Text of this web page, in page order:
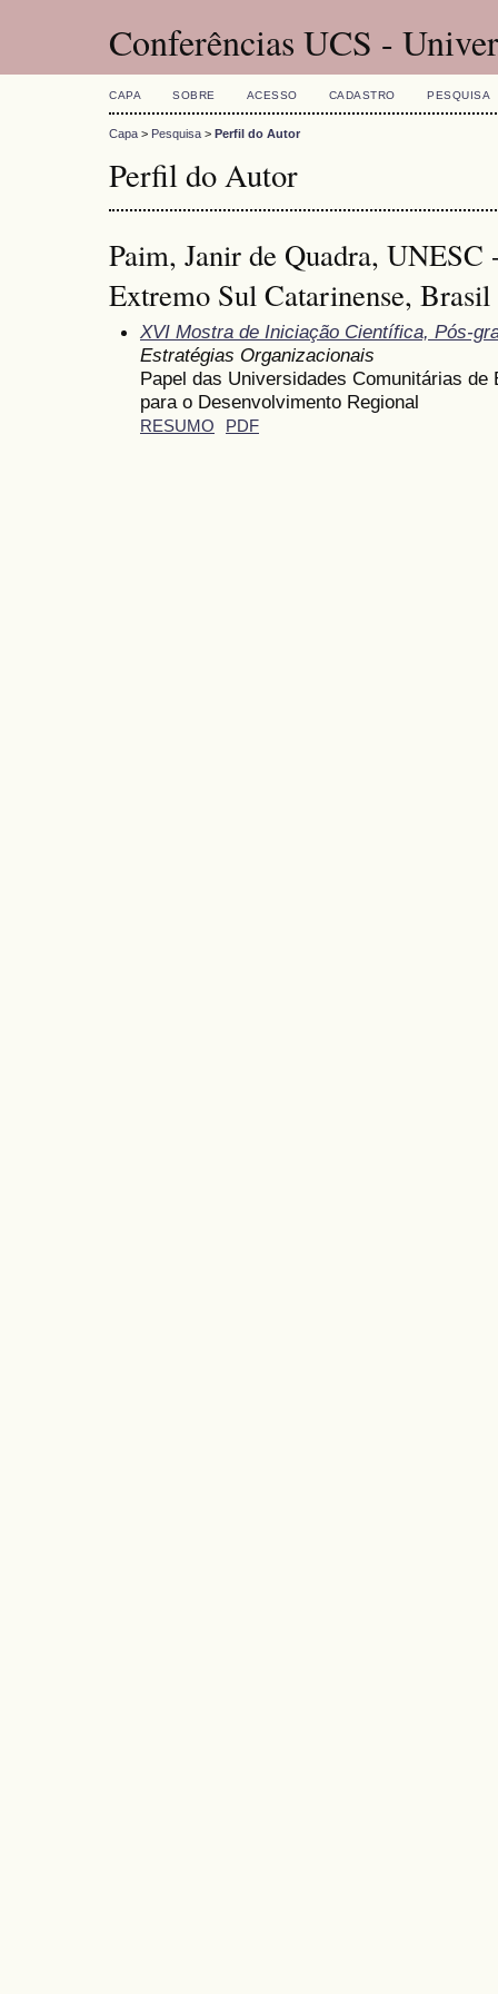
Conferências UCS -
CAPA SOBRE ACESSO CADASTRO PESQUISA
Capa > Pesquisa > Perfil do Autor
Perfil do Autor
Paim, Janir de Quadra, UNESC
Extremo Sul Catarinense, Brasil
XVI Mostra de Iniciação Científica, Pós-
Estratégias Organizacionais
Papel das Universidades Comunitárias
para o Desenvolvimento Regional
RESUMO PDF